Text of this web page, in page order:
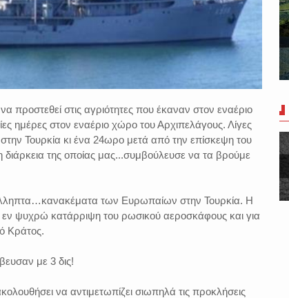
προστεθεί στις αγριότητες που έκαναν στον εναέριο
ημέρες στον εναέριο χώρο του Αρχιπελάγους. Λίγες
Τουρκία κι ένα 24ωρο μετά από την επίσκεψη του
της οποίας μας...συμβούλευσε να τα βρούμε
των Ευρωπαίων στην Τουρκία. Η
εν ψυχρώ κατάρριψη του ρωσικού αεροσκάφους και για
Κράτος.
με 3 δις!
να αντιμετωπίζει σιωπηλά τις προκλήσεις